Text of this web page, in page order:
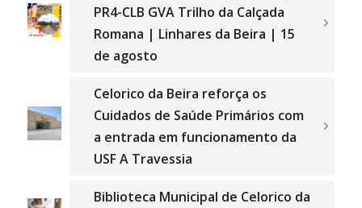
PR4-CLB GVA Trilho da Calçada
Romana | Linhares da Beira | 15
de agosto
Celorico da Beira reforça os
Cuidados de Saúde Primários com
a entrada em funcionamento da
USF A Travessia
Biblioteca Municipal de Celorico da